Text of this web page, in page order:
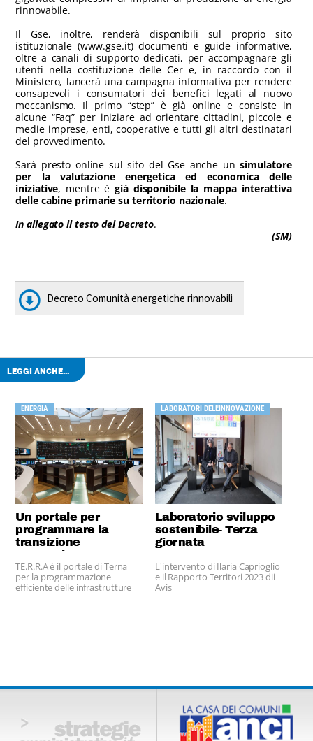
rinnovabile.
Il Gse, inoltre, renderà disponibili sul proprio sito
istituzionale (www.gse.it) documenti e guide informative,
oltre a canali di supporto dedicati, per accompagnare gli
utenti nella costituzione delle Cer e, in raccordo con il
Ministero, lancerà una campagna informativa per rendere
consapevoli i consumatori dei benefici legati al nuovo
meccanismo. Il primo “step” è già online e consiste in
alcune “Faq” per iniziare ad orientare cittadini, piccole e
medie imprese, enti, cooperative e tutti gli altri destinatari
del provvedimento.
Sarà presto online sul sito del Gse anche unsimulatore
per la valutazione energetica ed economica delle
iniziative, mentre ègià disponibile la mappa interattiva
delle cabine primarie su territorio nazionale.
In allegato il testo del Decreto.
(SM)
Decreto Comunità energetiche rinnovabili
LEGGI ANCHE...
ENERGIA
Un portale per
programmare la
transizione
energetica
TE.R.R.A è il portale di Terna
per la programmazione
efficiente delle infrastrutture
LABORATORI DELL'INNOVAZIONE
Laboratorio sviluppo
sostenibile- Terza
giornata
L'intervento di Ilaria Caprioglio
e il Rapporto Territori 2023 dii
Avis